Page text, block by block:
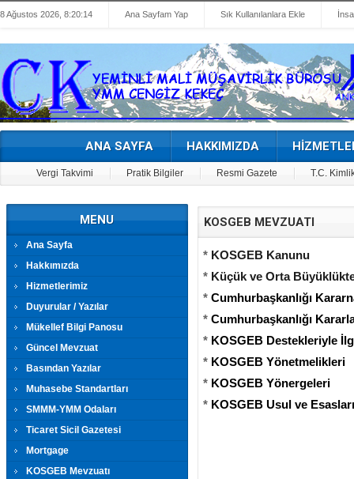
8 Ağustos 2026, 8:20:14 Ana Sayfam Yap Sık Kullanılanlara Ekle
ANA SAYFA HAKKIMIZDA
Vergi Takvimi Pratik Bilgiler Resmi Gazete T.C.
MENU
Ana Sayfa
Hakkımızda
Hizmetlerimiz
Duyurular / Yazılar
Mükellef Bilgi Panosu
Güncel Mevzuat
Basından Yazılar
Muhasebe Standartları
SMMM-YMM Odaları
Ticaret Sicil Gazetesi
Mortgage
KOSGEB Mevzuatı
KOSGEB MEVZUATI
* KOSGEB Kanunu
* Küçük ve Orta
*Cumhurbaşkanlığı
*Cumhurbaşkanlığı
* KOSGEB Destekleriyle
* KOSGEB Yönetmelikleri
* KOSGEB Yönergeleri
* KOSGEB Usul ve